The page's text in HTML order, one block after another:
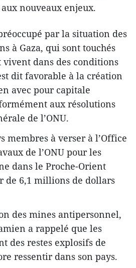
nouveaux enjeux.
par la situation des
à Gaza, qui sont touchés
dans des conditions
dit favorable à la création
avec pour capitale
aux résolutions
de l’ONU.
membres à verser à l’Office
de l’ONU pour les
dans le Proche-Orient
de 6,1 millions de dollars
des mines antipersonnel,
a rappelé que les
des restes explosifs de
ressentir dans son pays.